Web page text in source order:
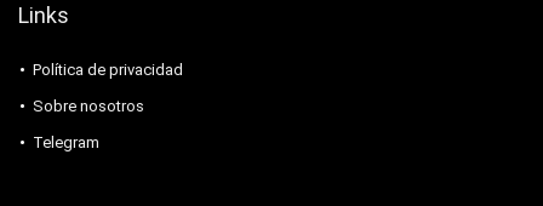
Links
Política de privacidad
Sobre nosotros
Telegram